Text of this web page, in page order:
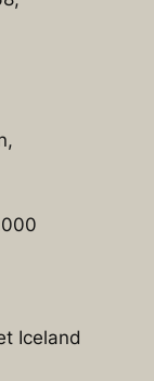
Iceland